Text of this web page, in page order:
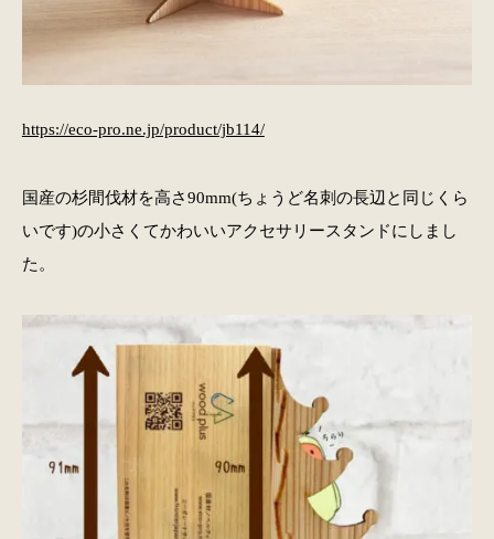
https://eco-pro.ne.jp/product/jb114/
国産の杉間伐材を高さ90mm(ちょうど名刺の長辺と同じくら
いです)の小さくてかわいいアクセサリースタンドにしまし
た。